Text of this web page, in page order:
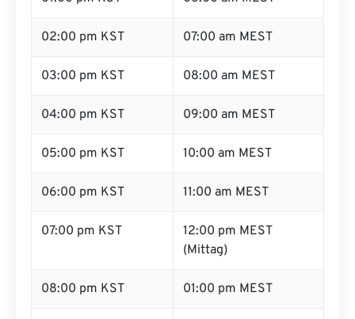
02:00 pm KST 07:00 am MEST
03:00 pm KST 08:00 am MEST
04:00 pm KST 09:00 am MEST
05:00 pm KST 10:00 am MEST
06:00 pm KST 11:00 am MEST
07:00 pm KST
12:00 pm MEST
(Mittag)
08:00 pm KST 01:00 pm MEST